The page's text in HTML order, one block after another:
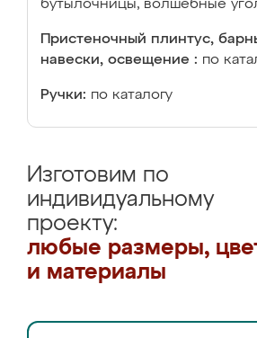
бутылочницы, волшебные
Пристеночный плинтус,
навески, освещение : по
Ручки: по каталогу
Изготовим по
индивидуальному
проекту:
любые размеры,
и материалы